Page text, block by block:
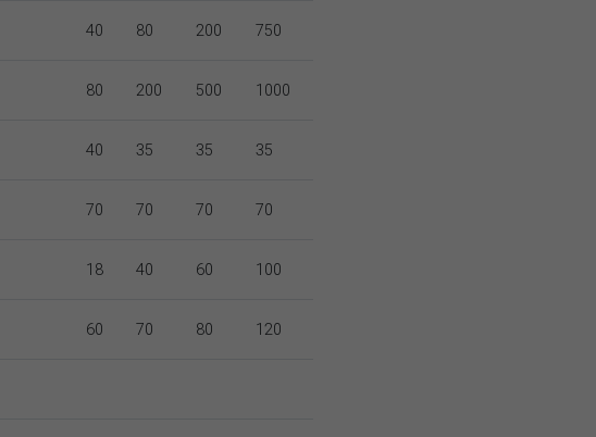
40 80 200 750
80 200 500 1000
40 35 35 35
70 70 70 70
18 40 60 100
60 70 80 120